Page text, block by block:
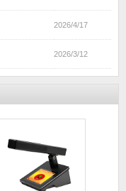
2026/4/17
2026/3/12